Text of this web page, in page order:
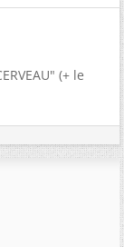
(+ le